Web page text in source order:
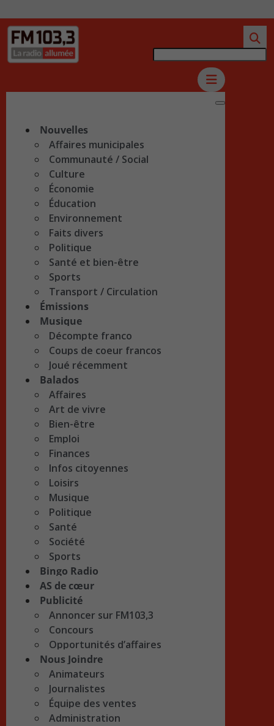
Nouvelles
Affaires municipales
Communauté / Social
Culture
Économie
Éducation
Environnement
Faits divers
Politique
Santé et bien-être
Sports
Transport / Circulation
Émissions
Musique
Décompte franco
Coups de coeur francos
Joué récemment
Balados
Affaires
Art de vivre
Bien-être
Emploi
Finances
Infos citoyennes
Loisirs
Musique
Politique
Santé
Société
Sports
Bingo Radio
AS de cœur
Publicité
Annoncer sur FM103,3
Concours
Opportunités d’affaires
Nous Joindre
Animateurs
Journalistes
Équipe des ventes
Administration